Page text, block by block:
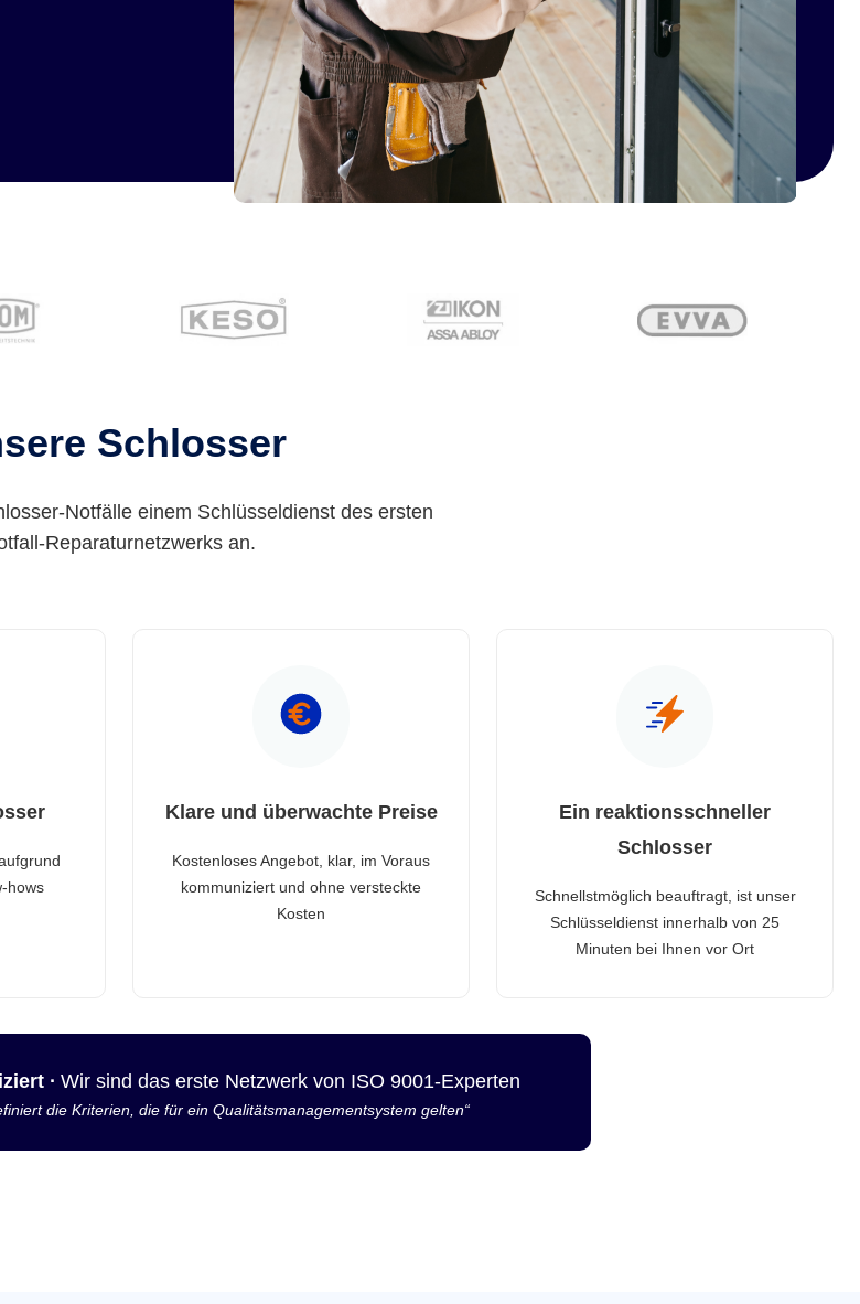
Schlosser
Notfälle einem Schlüsseldienst des ersten
Reparaturnetzwerks an.
hows
Klare und überwachte Preise
Kostenloses Angebot, klar, im Voraus
kommuniziert und ohne versteckte
Kosten
Ein reaktionsschneller
Schlosser
Schnellstmöglich beauftragt, ist unser
Schlüsseldienst innerhalb von 25
Minuten bei Ihnen vor Ort
· Wir sind das erste Netzwerk von ISO 9001-Experten
die Kriterien, die für ein Qualitätsmanagementsystem gelten“